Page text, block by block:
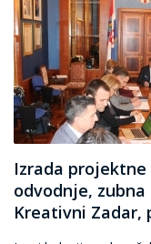
Izrada
odvodnje,
Kreativni Zadar,